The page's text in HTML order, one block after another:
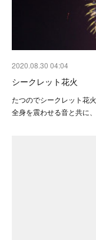
2020.08.30 04:04
シークレット花火
たつのでシークレット花
全身を震わせる音と共に